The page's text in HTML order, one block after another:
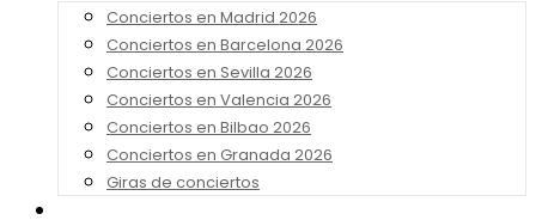
Conciertos en Madrid 2026
Conciertos en Barcelona 2026
Conciertos en Sevilla 2026
Conciertos en Valencia 2026
Conciertos en Bilbao 2026
Conciertos en Granada 2026
Giras de conciertos